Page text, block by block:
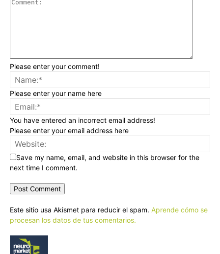
Please enter your comment!
Please enter your name here
You have entered an incorrect email address!
Please enter your email address here
Save my name, email, and website in this browser for the
next time I comment.
Este sitio usa Akismet para reducir el spam. Aprende cómo se
procesan los datos de tus comentarios.